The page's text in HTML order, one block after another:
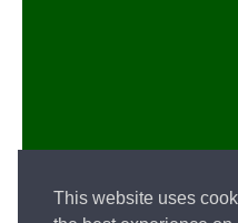
This website uses